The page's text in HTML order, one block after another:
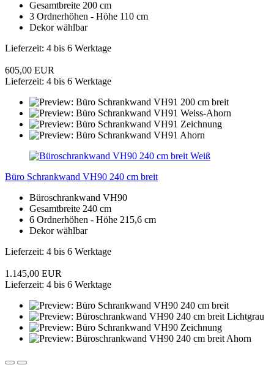
Gesamtbreite 200 cm
3 Ordnerhöhen - Höhe 110 cm
Dekor wählbar
Lieferzeit: 4 bis 6 Werktage
605,00 EUR
Lieferzeit: 4 bis 6 Werktage
Büro Schrankwand VH90 240 cm breit
Büroschrankwand VH90
Gesamtbreite 240 cm
6 Ordnerhöhen - Höhe 215,6 cm
Dekor wählbar
Lieferzeit: 4 bis 6 Werktage
1.145,00 EUR
Lieferzeit: 4 bis 6 Werktage